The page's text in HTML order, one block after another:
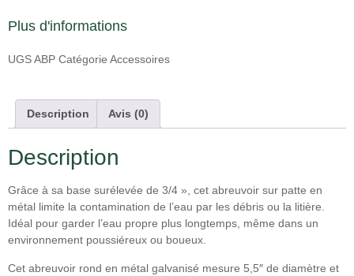
Plus d'informations
UGSABP Catégorie Accessoires
Description Avis (0)
Description
Grâce à sa base surélevée de 3/4 », cet abreuvoir sur patte en
métal limite la contamination de l’eau par les débris ou la litière.
Idéal pour garder l’eau propre plus longtemps, même dans un
environnement poussiéreux ou boueux.
Cet abreuvoir rond en métal galvanisé mesure 5,5″ de diamètre et